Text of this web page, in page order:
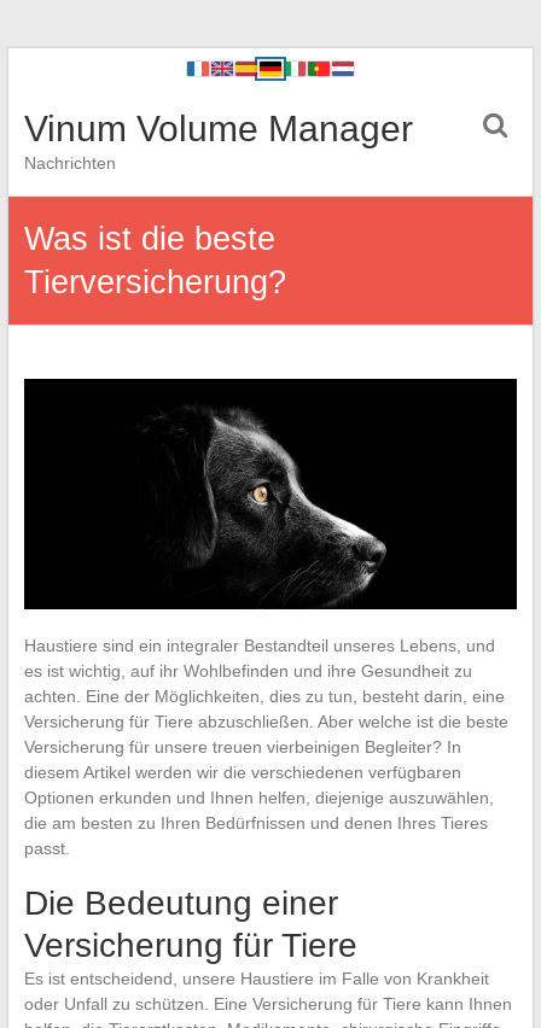
Vinum Volume Manager
Nachrichten
Was ist die beste
Tierversicherung?
Haustiere sind ein integraler Bestandteil unseres Lebens, und
es ist wichtig, auf ihr Wohlbefinden und ihre Gesundheit zu
achten. Eine der Möglichkeiten, dies zu tun, besteht darin, eine
Versicherung für Tiere abzuschließen. Aber welche ist die beste
Versicherung für unsere treuen vierbeinigen Begleiter? In
diesem Artikel werden wir die verschiedenen verfügbaren
Optionen erkunden und Ihnen helfen, diejenige auszuwählen,
die am besten zu Ihren Bedürfnissen und denen Ihres Tieres
passt.
Die Bedeutung einer
Versicherung für Tiere
Es ist entscheidend, unsere Haustiere im Falle von Krankheit
oder Unfall zu schützen. Eine Versicherung für Tiere kann Ihnen